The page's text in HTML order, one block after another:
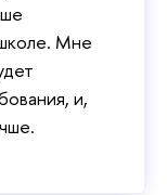
Мне
и,